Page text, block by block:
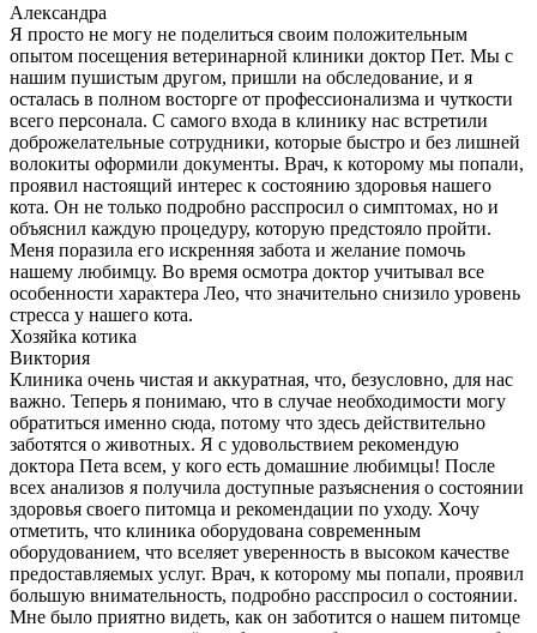
Александра
Я просто не могу не поделиться своим положительным
опытом посещения ветеринарной клиники доктор Пет. Мы с
нашим пушистым другом, пришли на обследование, и я
осталась в полном восторге от профессионализма и чуткости
всего персонала. С самого входа в клинику нас встретили
доброжелательные сотрудники, которые быстро и без лишней
волокиты оформили документы. Врач, к которому мы попали,
проявил настоящий интерес к состоянию здоровья нашего
кота. Он не только подробно расспросил о симптомах, но и
объяснил каждую процедуру, которую предстояло пройти.
Меня поразила его искренняя забота и желание помочь
нашему любимцу. Во время осмотра доктор учитывал все
особенности характера Лео, что значительно снизило уровень
стресса у нашего кота.
Хозяйка котика
Виктория
Клиника очень чистая и аккуратная, что, безусловно, для нас
важно. Теперь я понимаю, что в случае необходимости могу
обратиться именно сюда, потому что здесь действительно
заботятся о животных. Я с удовольствием рекомендую
доктора Пета всем, у кого есть домашние любимцы! После
всех анализов я получила доступные разъяснения о состоянии
здоровья своего питомца и рекомендации по уходу. Хочу
отметить, что клиника оборудована современным
оборудованием, что вселяет уверенность в высоком качестве
предоставляемых услуг. Врач, к которому мы попали, проявил
большую внимательность, подробно расспросил о состоянии.
Мне было приятно видеть, как он заботится о нашем питомце